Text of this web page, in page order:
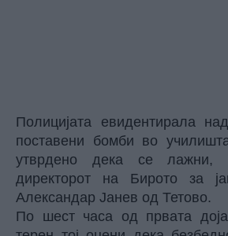
Полицијата евидентирала
поставени бомби во
утврдено дека се лажни,
директорот на Бирото за
Александар Јанев од Тетово.
По шест часа од првата